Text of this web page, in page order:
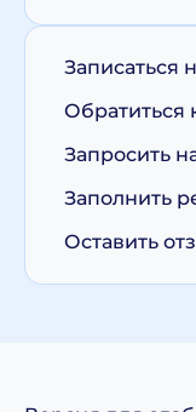
Записаться
Обратиться
Запросить
Заполнить
Оставить